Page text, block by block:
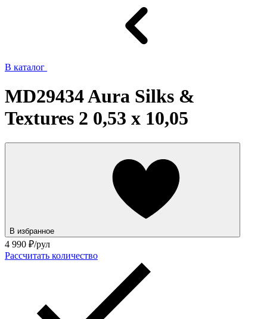
В каталог
MD29434 Aura Silks &
Textures 2 0,53 x 10,05
В избранное
4 990 ₽/рул
Рассчитать количество